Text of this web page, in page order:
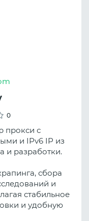
0
прокси с
и IPv6 IP из
и разработки.
сбора
и
стабильное
и удобную